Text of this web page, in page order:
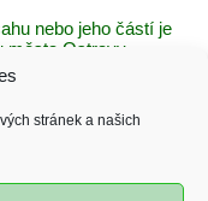
stránek a našich
nebo jeho částí je
města Ostravy.